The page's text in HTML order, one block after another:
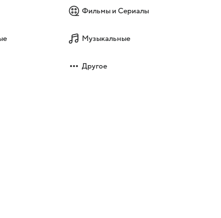
Фильмы и Сериалы
Музыкальные
Другое